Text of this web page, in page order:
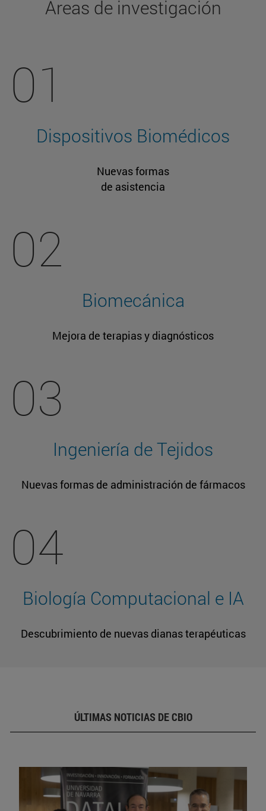
Áreas de investigación
01
Dispositivos Biomédicos
Nuevas formas
de asistencia
02
Biomecánica
Mejora de terapias y diagnósticos
03
Ingeniería de Tejidos
Nuevas formas de administración de fármacos
04
Biología Computacional e IA
Descubrimiento de nuevas dianas terapéuticas
ÚLTIMAS NOTICIAS DE CBIO